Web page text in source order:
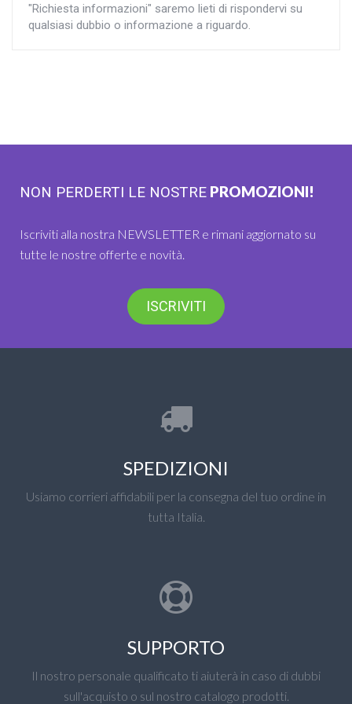
"Richiesta informazioni" saremo lieti di rispondervi su
qualsiasi dubbio o informazione a riguardo.
NON PERDERTI LE NOSTRE PROMOZIONI!
Iscriviti alla nostra NEWSLETTER e rimani aggiornato su
tutte le nostre offerte e novità.
ISCRIVITI
SPEDIZIONI
Usiamo corrieri affidabili per la consegna del tuo ordine in
tutta Italia.
SUPPORTO
Il nostro personale qualificato ti aiuterà in caso di dubbi
sull'acquisto o sul nostro catalogo prodotti.